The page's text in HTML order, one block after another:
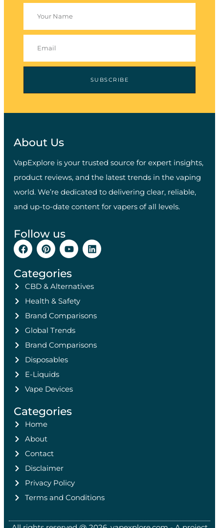
SUBSCRIBE
About Us
VapExplore is your trusted source for expert insights,
product reviews, and the latest trends in the vaping
world. We’re dedicated to delivering clear, reliable,
and up-to-date content for vapers of all levels.
Follow us
Categories
CBD & Alternatives
Health & Safety
Brand Comparisons
Global Trends
Brand Comparisons
Disposables
E-Liquids
Vape Devices
Categories
Home
About
Contact
Disclaimer
Privacy Policy
Terms and Conditions